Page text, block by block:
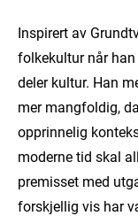
Inspirert av
folkekultur når
deler kultur. Han
mer mangfoldig,
opprinnelig
moderne tid skal
premisset med
forskjellig vis har